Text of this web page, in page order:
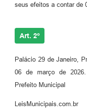
seus efeitos a contar de
Art. 2º
Palácio 29 de Janeiro,
06 de março de
Prefeito Municipal